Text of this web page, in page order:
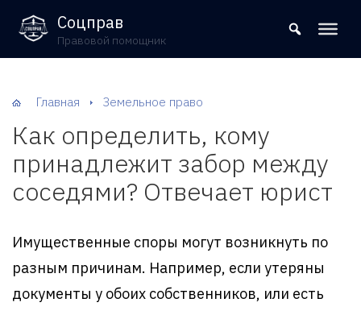
8 (800) 302-09-37
Соцправ
Правовой помощник
Главная Земельное право
Как определить, кому
принадлежит забор между
соседями? Отвечает юрист
Имущественные споры могут возникнуть по
разным причинам. Например, если утеряны
документы у обоих собственников, или есть